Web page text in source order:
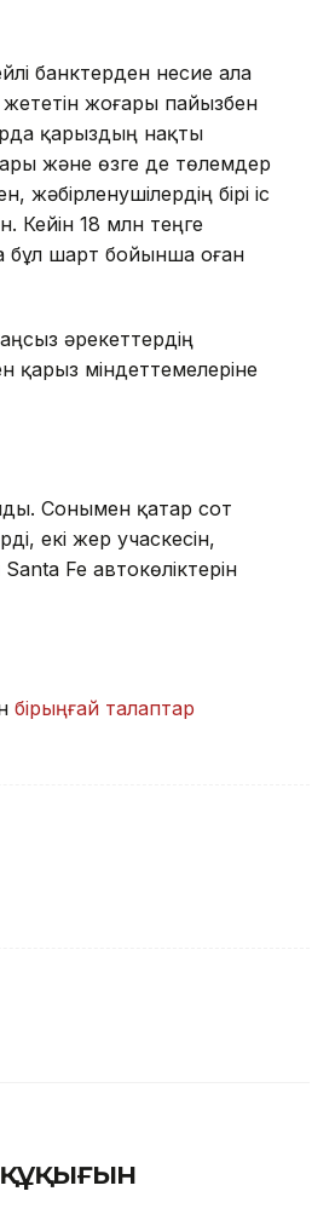
банктерден несие ала
жоғары пайызбен
қарыздың нақты
және өзге де төлемдер
жәбірленушілердің бірі іс
Кейін 18 млн теңге
бұл шарт бойынша оған
әрекеттердің
қарыз міндеттемелеріне
Сонымен қатар сот
екі жер учаскесін,
Fe автокөліктерін
бірыңғай талаптар
құқығын